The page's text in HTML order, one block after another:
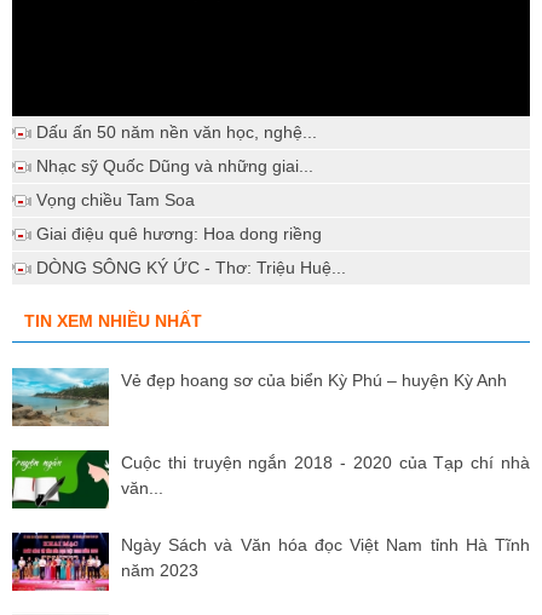
Dấu ấn 50 năm nền văn học, nghệ...
Nhạc sỹ Quốc Dũng và những giai...
Vọng chiều Tam Soa
Giai điệu quê hương: Hoa dong riềng
DÒNG SÔNG KÝ ỨC - Thơ: Triệu Huệ...
TIN XEM NHIỀU NHẤT
Vẻ đẹp hoang sơ của biển Kỳ Phú – huyện Kỳ Anh
Cuộc thi truyện ngắn 2018 - 2020 của Tạp chí nhà
văn...
Ngày Sách và Văn hóa đọc Việt Nam tỉnh Hà Tĩnh
năm 2023